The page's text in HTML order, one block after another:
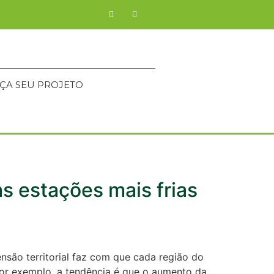
SEU PROJETO
estações mais frias
territorial faz com que cada região do
exemplo, a tendência é que o aumento da